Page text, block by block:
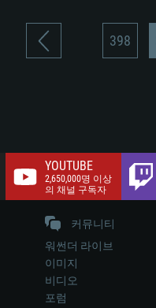
398
YOUTUBE
2,650,000명 이상
의 채널 구독자
커뮤니티
워썬더 라이브
이미지
비디오
포럼